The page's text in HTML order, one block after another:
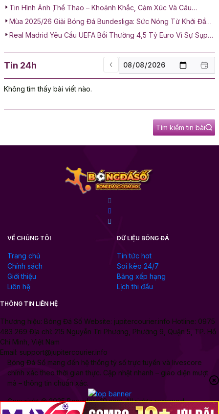
Tin Hình Ảnh Thể Thao – Khoảnh Khắc, Cảm Xúc Và Câu
Mùa 2025/26 Giải Bóng Đá Bundesliga: Sức Nóng Từ Khởi Đầu
Real Madrid Yêu Cầu UEFA Bồi Thường 4,5 Tỷ Euro Vì Sự Sụp
Tin 24h
Không tìm thấy bài viết nào.
Tìm kiếm tin bài
VỀ CHÚNG TÔI
Trang chủ
Chính sách
Giới thiệu
Liên hệ
DỮ LIỆU BÓNG ĐÁ
Tin tức hot
Soi kèo 24/7
Bảng xếp hạng
Lịch thi đấu
THÔNG TIN LIÊN HỆ
Thương hiệu: Bóng Đá Số Website: jupitercourier.info Hotline: 0975
483 269 Địa chỉ: 215 Nguyễn Tri Phương, Phường 9, Quận 5, TP. Hồ
Chí Minh, Việt Nam
Email: support@jupitercourier.info
Bóng Đá Số mang đến hệ thống tỷ số trực tuyến và livescore
chính xác theo thời gian thực. Cập nhật nhanh – giao diện mượt
mà – thông tin chuẩn xác.
Copyright © 2025 Bongdaso10.com .All rights reserved.